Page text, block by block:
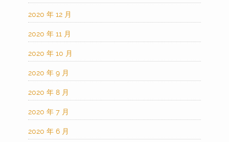
2020 年 12 月
2020 年 11 月
2020 年 10 月
2020 年 9 月
2020 年 8 月
2020 年 7 月
2020 年 6 月